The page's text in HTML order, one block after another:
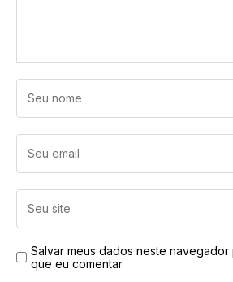
Salvar meus dados neste
que eu comentar.